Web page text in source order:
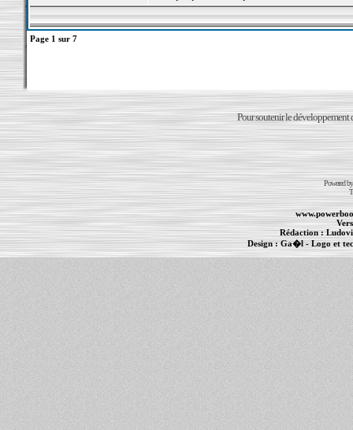
Page 1 sur 7
Pour soutenir le développement
Powered
Rédaction :
Design :Ga�l - Logo et
PowerBook - MacBook Pro